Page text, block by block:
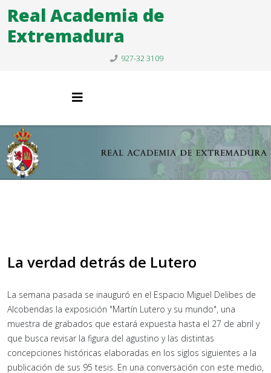
Real Academia de
Extremadura
927-32 3109
La verdad detrás de Lutero
La semana pasada se inauguró en el Espacio Miguel Delibes de
Alcobendas la exposición "Martín Lutero y su mundo", una
muestra de grabados que estará expuesta hasta el 27 de abril y
que busca revisar la figura del agustino y las distintas
concepciones históricas elaboradas en los siglos siguientes a la
publicación de sus 95 tesis. En una conversación con este medio,